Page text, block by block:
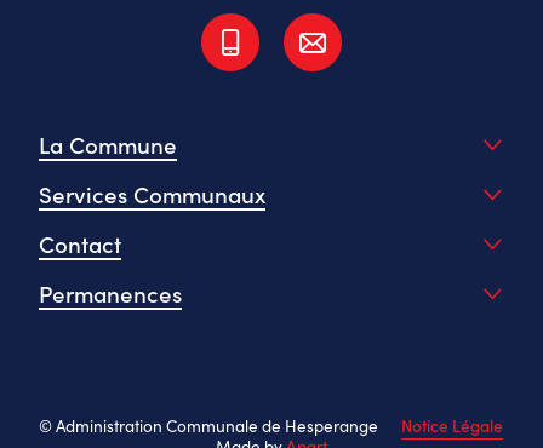
La Commune
Services Communaux
Contact
Permanences
© Administration Communale de Hesperange
Notice Légale